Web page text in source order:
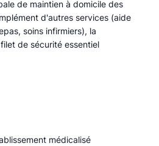
de maintien à domicile des
d'autres services (aide
soins infirmiers), la
de sécurité essentiel
médicalisé